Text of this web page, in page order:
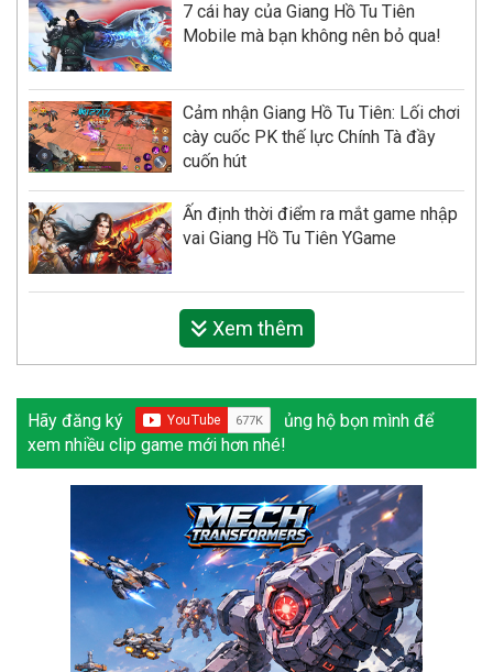
7 cái hay của Giang Hồ Tu Tiên
Mobile mà bạn không nên bỏ qua!
Cảm nhận Giang Hồ Tu Tiên: Lối chơi
cày cuốc PK thế lực Chính Tà đầy
cuốn hút
Ấn định thời điểm ra mắt game nhập
vai Giang Hồ Tu Tiên YGame
Xem thêm
Hãy đăng ký
ủng hộ bọn mình để
xem nhiều clip game mới hơn nhé!